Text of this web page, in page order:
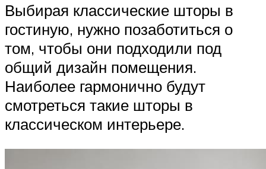
Выбирая классические шторы в
гостиную, нужно позаботиться о
том, чтобы они подходили под
общий дизайн помещения.
Наиболее гармонично будут
смотреться такие шторы в
классическом интерьере.